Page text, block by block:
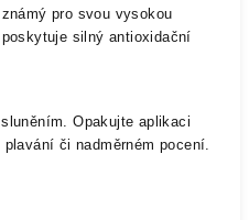
pro svou vysokou
silný antioxidační
Opakujte aplikaci
či nadměrném pocení.